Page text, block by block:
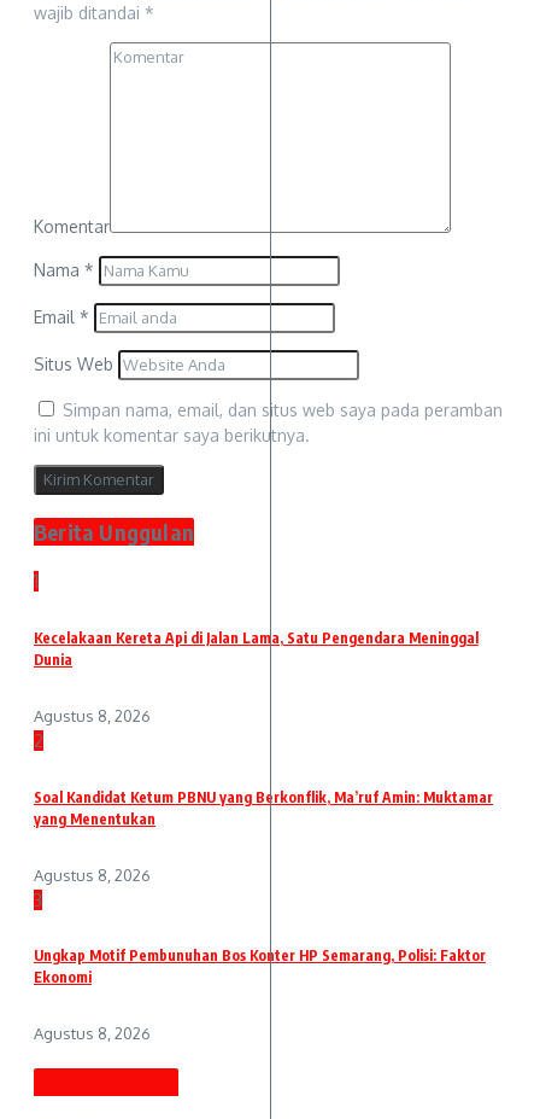
wajib ditandai *
Komentar
Nama *
Email *
Situs Web
Simpan nama, email, dan situs web saya pada peramban
ini untuk komentar saya berikutnya.
Berita Unggulan
1
Kecelakaan Kereta Api di Jalan Lama, Satu Pengendara Meninggal
Dunia
Agustus 8, 2026
2
Soal Kandidat Ketum PBNU yang Berkonflik, Ma’ruf Amin: Muktamar
yang Menentukan
Agustus 8, 2026
3
Ungkap Motif Pembunuhan Bos Konter HP Semarang, Polisi: Faktor
Ekonomi
Agustus 8, 2026